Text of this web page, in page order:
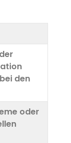
den
oder